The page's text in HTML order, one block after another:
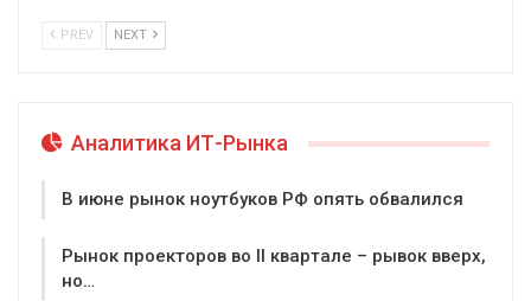
PREV NEXT
Аналитика ИТ-Рынка
В июне рынок ноутбуков РФ опять обвалился
Рынок проекторов во II квартале – рывок вверх,
но…